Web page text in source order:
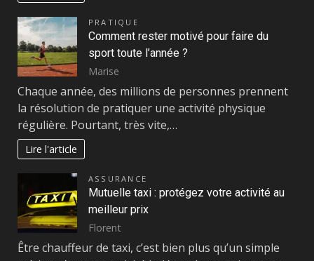
PRATIQUE
Comment rester motivé pour faire du
sport toute l’année ?
Marise
Chaque année, des millions de personnes prennent
la résolution de pratiquer une activité physique
régulière. Pourtant, très vite,…
Lire l'article
ASSURANCE
Mutuelle taxi : protégez votre activité au
meilleur prix
Florent
Être chauffeur de taxi, c’est bien plus qu’un simple